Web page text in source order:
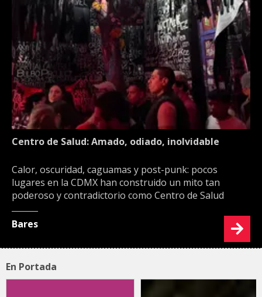
Centro de Salud: Amado, odiado, inolvidable
Calor, oscuridad, caguamas y post-punk: pocos
lugares en la CDMX han construido un mito tan
poderoso y contradictorio como Centro de Salud
Bares
En Portada